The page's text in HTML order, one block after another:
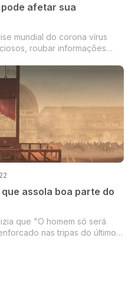
afetar sua
mundial do corona vírus
roubar informações
assola boa parte do
que "O homem só será
nas tripas do último